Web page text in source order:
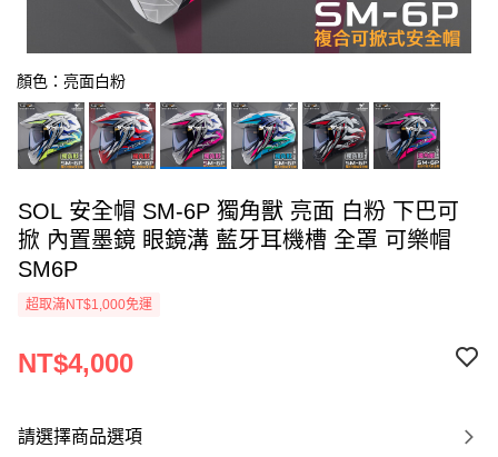
顏色：亮面白粉
SOL 安全帽 SM-6P 獨角獸 亮面 白粉 下巴可
掀 內置墨鏡 眼鏡溝 藍牙耳機槽 全罩 可樂帽
SM6P
超取滿NT$1,000免運
NT$4,000
請選擇商品選項